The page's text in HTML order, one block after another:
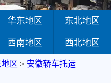
华南地区
西南地区
华东地区 东北地区
西南地区 西北地区
区 > 安徽轿车托运